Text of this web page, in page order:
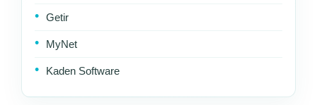
Getir
MyNet
Kaden Software